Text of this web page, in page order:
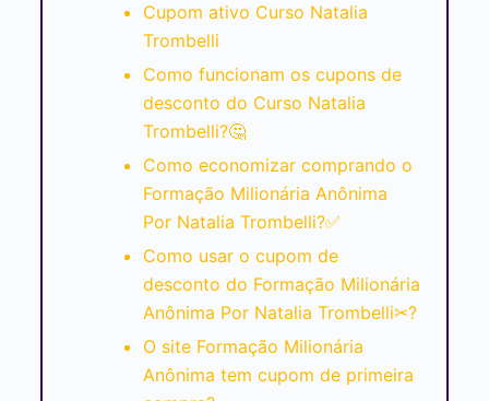
Cupom ativo Curso Natalia
Trombelli
Como funcionam os cupons de
desconto do Curso Natalia
Trombelli?🤔
Como economizar comprando o
Formação Milionária Anônima
Por Natalia Trombelli?✅
Como usar o cupom de
desconto do Formação Milionária
Anônima Por Natalia Trombelli✂?
O site Formação Milionária
Anônima tem cupom de primeira